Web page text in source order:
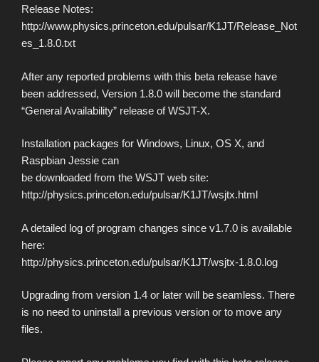
Release Notes:
http://www.physics.princeton.edu/pulsar/K1JT/Release_Not
es_1.8.0.txt
After any reported problems with this beta release have
been addressed, Version 1.8.0 will become the standard
“General Availability” release of WSJT-X.
Installation packages for Windows, Linux, OS X, and
Raspbian Jessie can
be downloaded from the WSJT web site:
http://physics.princeton.edu/pulsar/K1JT/wsjtx.html
A detailed log of program changes since v1.7.0 is available
here:
http://physics.princeton.edu/pulsar/K1JT/wsjtx-1.8.0.log
Upgrading from version 1.4 or later will be seamless. There
is no need to uninstall a previous version or to move any
files.